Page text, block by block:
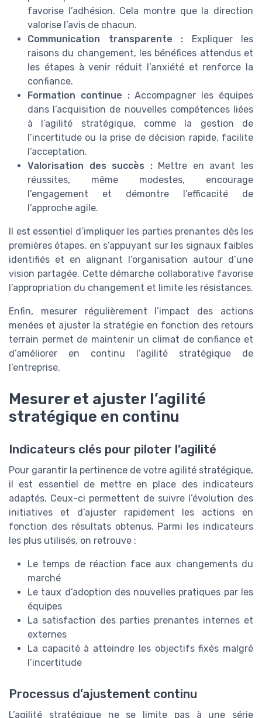
favorise l’adhésion. Cela montre que la direction
valorise l’avis de chacun.
Communication transparente : Expliquer les
raisons du changement, les bénéfices attendus et
les étapes à venir réduit l’anxiété et renforce la
confiance.
Formation continue :Accompagner les équipes
dans l’acquisition de nouvelles compétences liées
à l’agilité stratégique, comme la gestion de
l’incertitude ou la prise de décision rapide, facilite
l’acceptation.
Valorisation des succès :Mettre en avant les
réussites, même modestes, encourage
l’engagement et démontre l’efficacité de
l’approche agile.
Il est essentiel d’impliquer les parties prenantes dès les
premières étapes, en s’appuyant sur les signaux faibles
identifiés et en alignant l’organisation autour d’une
vision partagée. Cette démarche collaborative favorise
l’appropriation du changement et limite les résistances.
Enfin, mesurer régulièrement l’impact des actions
menées et ajuster la stratégie en fonction des retours
terrain permet de maintenir un climat de confiance et
d’améliorer en continu l’agilité stratégique de
l’entreprise.
Mesurer et ajuster l’agilité
stratégique en continu
Indicateurs clés pour piloter l’agilité
Pour garantir la pertinence de votre agilité stratégique,
il est essentiel de mettre en place des indicateurs
adaptés. Ceux-ci permettent de suivre l’évolution des
initiatives et d’ajuster rapidement les actions en
fonction des résultats obtenus. Parmi les indicateurs
les plus utilisés, on retrouve :
Le temps de réaction face aux changements du
marché
Le taux d’adoption des nouvelles pratiques par les
équipes
La satisfaction des parties prenantes internes et
externes
La capacité à atteindre les objectifs fixés malgré
l’incertitude
Processus d’ajustement continu
L’agilité stratégique ne se limite pas à une série